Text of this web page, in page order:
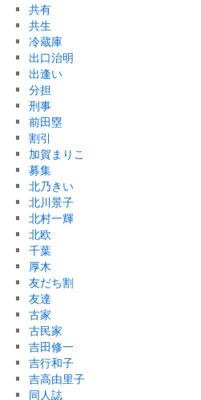
共有
共生
冷蔵庫
出口治明
出逢い
分担
刑事
前田塁
割引
加賀まりこ
募集
北乃きい
北川景子
北村一輝
北欧
千葉
厚木
友だち割
友達
古家
古民家
吉田修一
吉行和子
吉高由里子
同人誌